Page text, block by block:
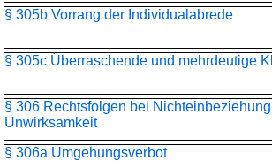
§ 305b Vorrang der Individualabrede
§ 305c Überraschende und mehrdeutige
§ 306 Rechtsfolgen bei
Unwirksamkeit
§ 306a Umgehungsverbot